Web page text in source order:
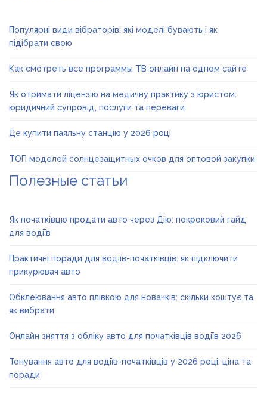
Популярні види вібраторів: які моделі бувають і як
підібрати свою
Как смотреть все программы ТВ онлайн на одном сайте
Як отримати ліцензію на медичну практику з юристом:
юридичний супровід, послуги та переваги
Де купити паяльну станцію у 2026 році
ТОП моделей солнцезащитных очков для оптовой закупки
Полезные статьи
Як початківцю продати авто через Дію: покроковий гайд
для водіїв
Практичні поради для водіїв-початківців: як підключити
прикурювач авто
Обклеювання авто плівкою для новачків: скільки коштує та
як вибрати
Онлайн зняття з обліку авто для початківців водіїв 2026
Тонування авто для водіїв-початківців у 2026 році: ціна та
поради